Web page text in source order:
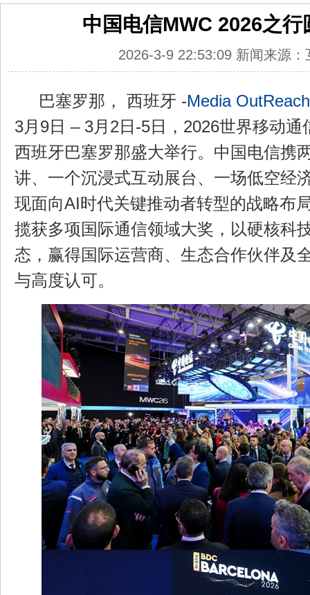
中国电信MWC 2026之行
2026-3-9 22:53:09 新闻来源：
巴塞罗那， 西班牙 -Media
3月9日 – 3月2日-5日，2026世界移动通
西班牙巴塞罗那盛大举行。中国电信携
讲、一个沉浸式互动展台、一场低空经
现面向AI时代关键推动者转型的战略布
揽获多项国际通信领域大奖，以硬核科
态，赢得国际运营商、生态合作伙伴及
与高度认可。